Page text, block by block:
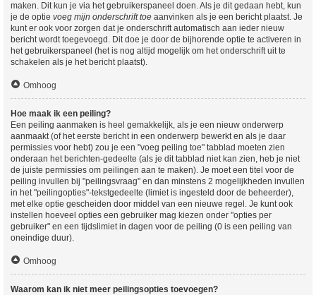
maken. Dit kun je via het gebruikerspaneel doen. Als je dit gedaan hebt, kun
je de optie voeg mijn onderschrift toe aanvinken als je een bericht plaatst. Je
kunt er ook voor zorgen dat je onderschrift automatisch aan ieder nieuw
bericht wordt toegevoegd. Dit doe je door de bijhorende optie te activeren in
het gebruikerspaneel (het is nog altijd mogelijk om het onderschrift uit te
schakelen als je het bericht plaatst).
Omhoog
Hoe maak ik een peiling?
Een peiling aanmaken is heel gemakkelijk, als je een nieuw onderwerp
aanmaakt (of het eerste bericht in een onderwerp bewerkt en als je daar
permissies voor hebt) zou je een "voeg peiling toe" tabblad moeten zien
onderaan het berichten-gedeelte (als je dit tabblad niet kan zien, heb je niet
de juiste permissies om peilingen aan te maken). Je moet een titel voor de
peiling invullen bij "peilingsvraag" en dan minstens 2 mogelijkheden invullen
in het "peilingopties"-tekstgedeelte (limiet is ingesteld door de beheerder),
met elke optie gescheiden door middel van een nieuwe regel. Je kunt ook
instellen hoeveel opties een gebruiker mag kiezen onder "opties per
gebruiker" en een tijdslimiet in dagen voor de peiling (0 is een peiling van
oneindige duur).
Omhoog
Waarom kan ik niet meer peilingsopties toevoegen?